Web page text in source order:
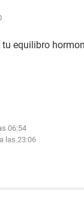
equilibro
06:54
las 23:06